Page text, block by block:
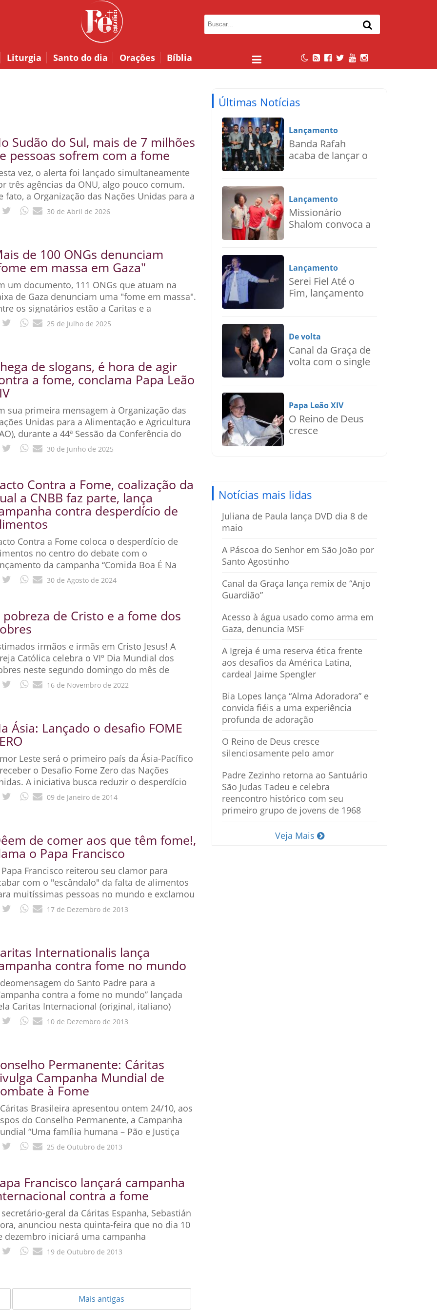
Liturgia Santo do dia Orações Bíblia
Sudão do Sul, mais de 7 milhões
pessoas sofrem com a fome
vez, o alerta foi lançado simultaneamente
três agências da ONU, algo pouco comum.
fato, a Organização das Nações Unidas para a
e a Agricultura
30 de Abril de 2026
de 100 ONGs denunciam
em massa em Gaza"
um documento, 111 ONGs que atuam na
de Gaza denunciam uma "fome em massa".
os signatários estão a Caritas e a
de Ajuda Humanitária Médicos Sem
25 de Julho de 2025
de slogans, é hora de agir
a fome, conclama Papa Leão
sua primeira mensagem à Organização das
Unidas para a Alimentação e Agricultura
durante a 44ª Sessão da Conferência do
o Papa Leão XIV fez
30 de Junho de 2025
Contra a Fome, coalização da
a CNBB faz parte, lança
contra desperdício de
Contra a Fome coloca o desperdício de
no centro do debate com o
da campanha “Comida Boa É Na
e Não na Boca do Lixo”, que mostra a
30 de Agosto de 2024
pobreza de Cristo e a fome dos
irmãos e irmãs em Cristo Jesus! A
Católica celebra o VIº Dia Mundial dos
neste segundo domingo do mês de
E a mensagem do nosso Papa
16 de Novembro de 2022
Ásia: Lançado o desafio FOME
Leste será o primeiro país da Ásia-Pacífico
o Desafio Fome Zero das Nações
A iniciativa busca reduzir o desperdício
e garantir acesso à
09 de Janeiro de 2014
de comer aos que têm fome!,
o Papa Francisco
Papa Francisco reiterou seu clamor para
com o "escândalo" da falta de alimentos
muitíssimas pessoas no mundo e exclamou
mensagem dirigida à humanidade:
17 de Dezembro de 2013
Internationalis lança
contra fome no mundo
do Santo Padre para a
contra a fome no mundo” lançada
Caritas Internacional (original, italiano)
irmãos e queridas irmãs, Hoje
10 de Dezembro de 2013
Permanente: Cáritas
Campanha Mundial de
à Fome
Brasileira apresentou ontem 24/10, aos
do Conselho Permanente, a Campanha
“Uma família humana – Pão e Justiça
todos”, a ser lançada em 10
25 de Outubro de 2013
Francisco lançará campanha
contra a fome
secretário-geral da Cáritas Espanha, Sebastián
anunciou nesta quinta-feira que no dia 10
dezembro iniciará uma campanha
para combater a fome
19 de Outubro de 2013
Mais antigas
Últimas Notícias
Lançamento
Banda Rafah
acaba de lançar o
Lançamento
Missionário
Shalom convoca a
Ressoa
Lançamento
Serei Fiel Até o
Fim, lançamento
De volta
Canal da Graça de
volta com o single
Papa Leão XIV
O Reino de Deus
cresce
Notícias mais lidas
Juliana de Paula lança DVD dia 8 de
maio
A Páscoa do Senhor em São João por
Santo Agostinho
Canal da Graça lança remix de “Anjo
Guardião”
Acesso à água usado como arma em
Gaza, denuncia MSF
A Igreja é uma reserva ética frente
aos desafios da América Latina,
cardeal Jaime Spengler
Bia Lopes lança “Alma Adoradora” e
convida fiéis a uma experiência
profunda de adoração
O Reino de Deus cresce
silenciosamente pelo amor
Padre Zezinho retorna ao Santuário
São Judas Tadeu e celebra
reencontro histórico com seu
primeiro grupo de jovens de 1968
Veja Mais